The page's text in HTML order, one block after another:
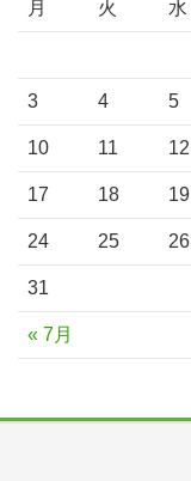
月 火 水
« 7月
3 4 5
10 11 12
17 18 19
24 25 26
31